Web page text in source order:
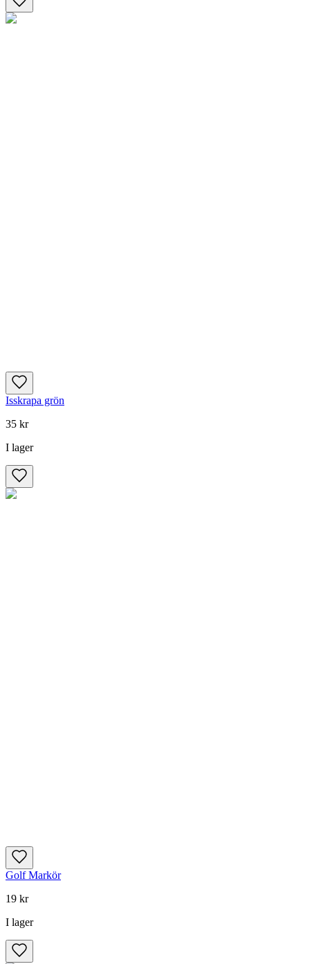
Isskrapa grön
35 kr
I lager
Golf Markör
19 kr
I lager